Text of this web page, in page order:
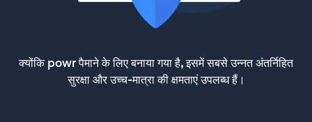
क्योंकि powr पैमाने के लिए बनाया गया है, इसमें सबसे उन्नत अंतर्निहित
सुरक्षा और उच्च-मात्रा की क्षमताएं उपलब्ध हैं।